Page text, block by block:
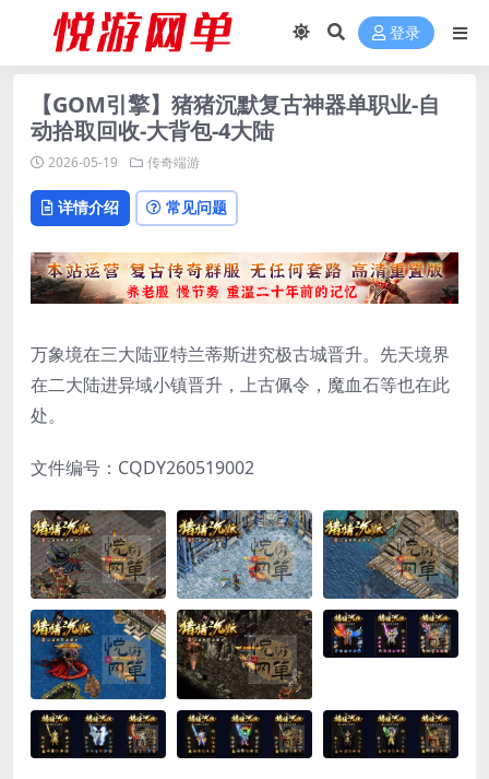
登录
【GOM引擎】猪猪沉默复古神器单职业-自
动拾取回收-大背包-4大陆
2026-05-19 传奇端游
详情介绍 常见问题
万象境在三大陆亚特兰蒂斯进究极古城晋升。先天境界
在二大陆进异域小镇晋升，上古佩令，魔血石等也在此
处。
文件编号：CQDY260519002